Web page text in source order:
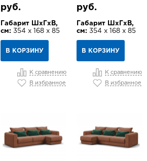
руб.
Габарит ШхГхВ,
см: 354 х 168 х 85
В КОРЗИНУ
К сравнению
В избранное
руб.
Габарит ШхГхВ,
см: 354 х 168 х 85
В КОРЗИНУ
К сравнению
В избранное